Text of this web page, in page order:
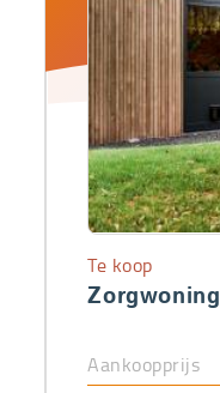
Zorgwoning
Te koop
Aankoopprijs